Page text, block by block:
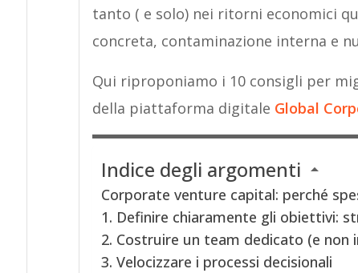
tanto ( e solo) nei ritorni economici
concreta, contaminazione interna e
Qui riproponiamo i 10 consigli per
della piattaforma digitale Global
Indice degli argomenti
Corporate venture capital: perché
1. Definire chiaramente gli obiettivi:
2. Costruire un team dedicato (e non
3. Velocizzare i processi decisionali